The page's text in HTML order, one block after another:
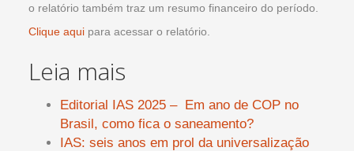
o relatório também traz um resumo financeiro do período.
Clique aqui para acessar o relatório.
Leia mais
Editorial IAS 2025 – Em ano de COP no
Brasil, como fica o saneamento?
IAS: seis anos em prol da universalização